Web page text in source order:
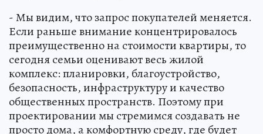
- Мы видим, что запрос покупателей меняется.
Если раньше внимание концентрировалось
преимущественно на стоимости квартиры, то
сегодня семьи оценивают весь жилой
комплекс: планировки, благоустройство,
безопасность, инфраструктуру и качество
общественных пространств. Поэтому при
проектировании мы стремимся создавать не
просто дома, а комфортную среду, где будет